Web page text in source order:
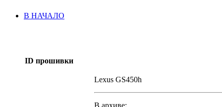
В НАЧАЛО
ID прошивки
Lexus GS450h
В архиве: